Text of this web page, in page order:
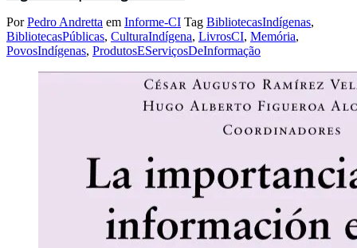
PorPedro Andretta em Informe-CI Tag BibliotecasIndígenas,
BibliotecasPúblicas, CulturaIndígena, LivrosCI, Memória,
PovosIndígenas, ProdutosEServiçosDeInformação